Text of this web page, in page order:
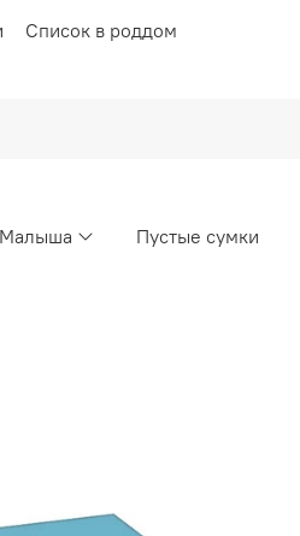
Список в роддом
Пустые сумки